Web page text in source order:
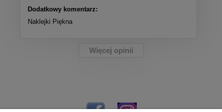
Dodatkowy komentarz:
Naklejki Piękna
Więcej opinii